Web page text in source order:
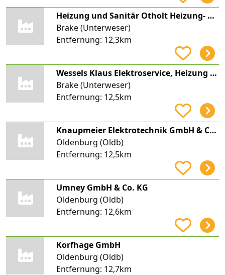
Heizung und Sanitär Otholt Heizung- und Sanitärbetrieb
Brake (Unterweser)
Entfernung: 12,3km
Wessels Klaus Elektroservice, Heizung u. Sanitär
Brake (Unterweser)
Entfernung: 12,5km
Knaupmeier Elektrotechnik GmbH & Co. KG
Oldenburg (Oldb)
Entfernung: 12,5km
Umney GmbH & Co. KG
Oldenburg (Oldb)
Entfernung: 12,6km
Korfhage GmbH
Oldenburg (Oldb)
Entfernung: 12,7km